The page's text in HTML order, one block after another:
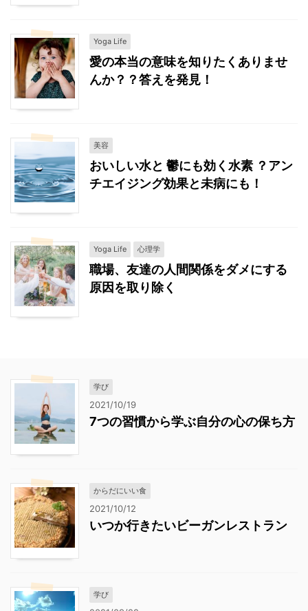
Yoga Life
愛の本当の意味を知りたくありませ
んか？？答えを発見！
美容
おいしい水と 鬱にも効く水素 ？アン
チエイジング効果と未病にも！
Yoga Life 心理学
職場、友達の人間関係をダメにする
原因を取り除く
学び
2021/10/19
7つの習慣から学ぶ自分の心の保ち方
からだにいい食
2021/10/12
いつか行きたいビーガンレストラン
学び